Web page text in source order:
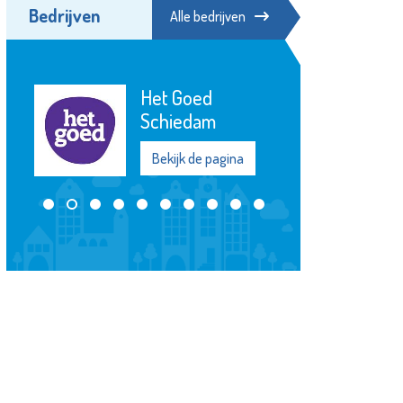
Bedrijven Alle bedrijven
Poppodium De
Kroepoekfabriek
Bekijk de pagina